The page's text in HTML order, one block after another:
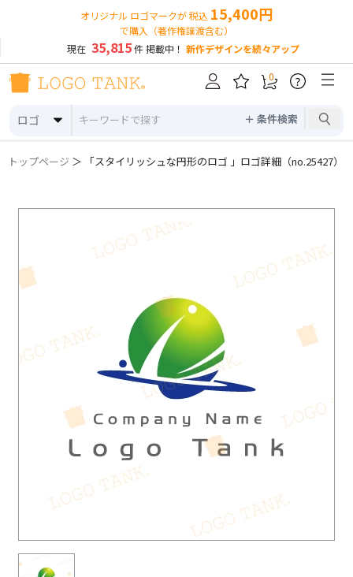
オリジナル ロゴマークが 税込 15,400円
で購入（著作権譲渡含む）
現在 35,815件 掲載中！ 新作デザインを続々アップ
ロゴ ＋ 条件検索
0 ?
トップページ ＞ 「スタイリッシュな円形のロゴ 」ロゴ詳細（no.25427）